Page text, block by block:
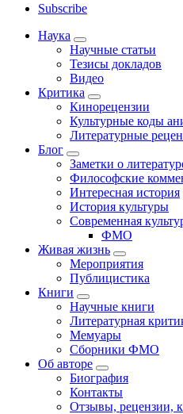
Subscribe
Наука
Научные статьи
Тезисы докладов
Видео
Критика
Кинорецензии
Культурные коды
Литературные
Блог
Заметки о
Философские
Интересная история
История культуры
Современная
ФМО
Живая жизнь
Мероприятия
Публицистика
Книги
Научные книги
Литературная
Мемуары
Сборники ФМО
Об авторе
Биография
Контакты
Отзывы, рецензии,